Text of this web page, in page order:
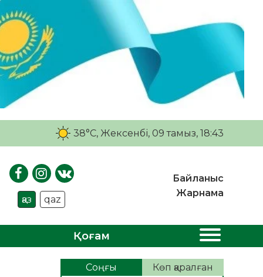
38°C, Жексенбі, 09 тамыз, 18:43
қаз qaz
Байланыс
Жарнама
Қоғам
Соңғы Көп қаралған